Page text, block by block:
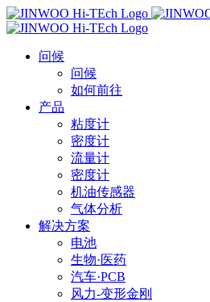
Skip
to
问候
问候
如何前往
产品
粘度计
密度计
流量计
密度计
机油传感器
气体分析
解决方案
电池
生物·医药
汽车·PCB
风力-变形金刚